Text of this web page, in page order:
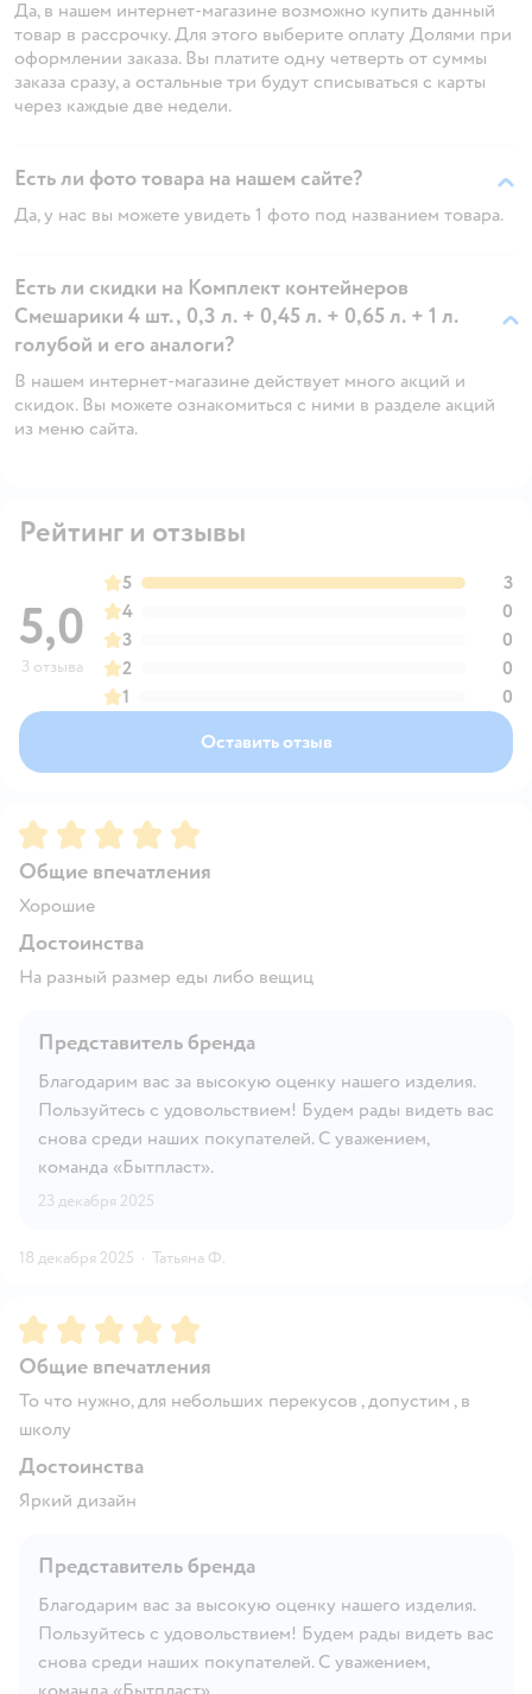
Да, в нашем интернет-магазине возможно купить данный
товар в рассрочку. Для этого выберите оплату Долями при
оформлении заказа. Вы платите одну четверть от суммы
заказа сразу, а остальные три будут списываться с карты
через каждые две недели.
Есть ли фото товара на нашем сайте?
Да, у нас вы можете увидеть 1 фото под названием товара.
Есть ли скидки на Комплект контейнеров
Смешарики 4 шт., 0,3 л. + 0,45 л. + 0,65 л. + 1 л.
голубой и его аналоги?
В нашем интернет-магазине действует много акций и
скидок. Вы можете ознакомиться с ними в разделе акций
из меню сайта.
Рейтинг и отзывы
5,0
3 отзыва
5
3
4
0
3
0
2
0
1
0
Оставить отзыв
Рейтинг:5
Общие впечатления
Хорошие
Достоинства
На разный размер еды либо вещиц
Представитель бренда
Благодарим вас за высокую оценку нашего изделия.
Пользуйтесь с удовольствием! Будем рады видеть вас
снова среди наших покупателей. С уважением,
команда «Бытпласт».
23 декабря 2025
18 декабря 2025 · Татьяна Ф.
Рейтинг:5
Общие впечатления
То что нужно, для небольших перекусов , допустим , в
школу
Достоинства
Яркий дизайн
Представитель бренда
Благодарим вас за высокую оценку нашего изделия.
Пользуйтесь с удовольствием! Будем рады видеть вас
снова среди наших покупателей. С уважением,